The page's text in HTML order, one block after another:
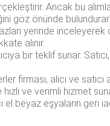
Ancak bu
göz önünde
yerinde inceleyerek
alınır.
bir teklif sunar.
firması, alıcı ve
ve verimli hizmet
el beyaz eşyaların geri